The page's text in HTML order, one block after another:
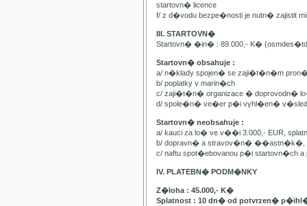
startovn� licence
f/ z d�vodu bezpe�nosti je nutn� zajistit
III. STARTOVN�
Startovn� �in� : 89.000,- K�
Startovn� obsahuje :
a/ n�klady spojen� se zaji�t�n�m
b/ poplatky v marin�ch
c/ zaji�t�n� organizace � doprovodn�
d/ spole�n� ve�er p�i vyhl�en�
Startovn� neobsahuje :
a/ kauci za lo� ve v��i 3.000,- EUR,
b/ dopravn� a stravov�n� ��astn�k�,
c/ naftu spot�ebovanou p�i startovn�ch
IV. PLATEBN� PODM�NKY
Z�loha : 45.000,- K�
Splatnost : 10 dn� od potvrzen�